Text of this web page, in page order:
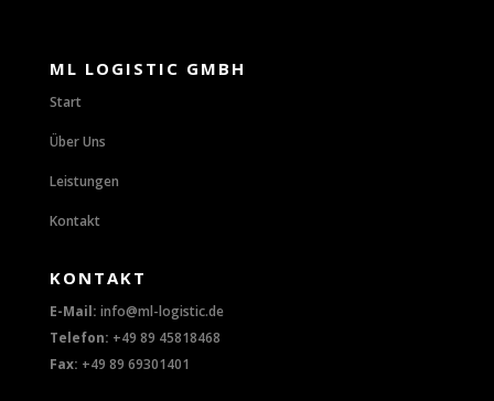
ML LOGISTIC GMBH
Start
Über Uns
Leistungen
Kontakt
KONTAKT
E-Mail: info@ml-logistic.de
Telefon: +49 89 45818468
Fax: +49 89 69301401